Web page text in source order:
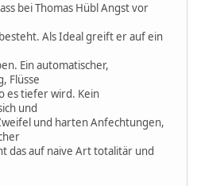
bei Thomas Hübl Angst vor
Als Ideal greift er auf ein
Ein automatischer,
Flüsse
es tiefer wird. Kein
und
und harten Anfechtungen,
das auf naive Art totalitär und